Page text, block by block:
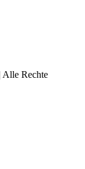
Rechte